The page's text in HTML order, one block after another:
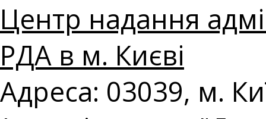
Центр надання
РДА в м. Києві
Адреса: 03039, м.